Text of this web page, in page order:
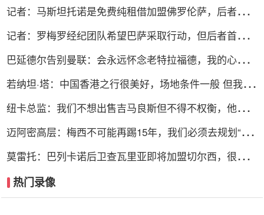
记者：马斯坦托诺是免费纯租借加盟佛罗伦萨，后者承担
记者：罗梅罗经纪团队希望巴萨采取行动，但后者首选引
巴延德尔告别曼联：会永远怀念老特拉福德，我的心与你
若纳坦·塔：中国香港之行很美好，场地条件一般 但我们
纽卡总监：我们不想出售吉马良斯但不得不权衡，他明确
迈阿密高层：梅西不可能再踢15年，我们必须去规划“后
莫雷托：巴列卡诺后卫查瓦里亚即将加盟切尔西，很快就
热门录像